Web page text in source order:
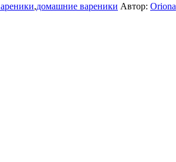
,домашние вареники Автор: Oriona